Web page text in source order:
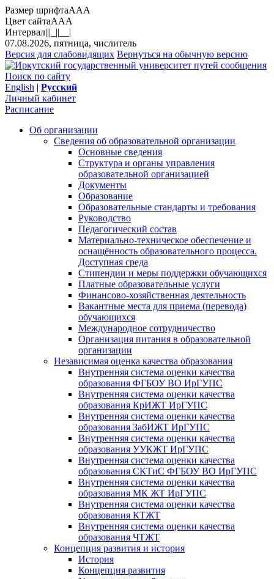
Размер шрифтаAAA
Цвет сайтаAAA
Интервал|||_||__|
07.08.2026, пятница, числитель
Версия для слабовидящих Вернуться на обычную версию
Поиск по сайту
English | Русский
Личный кабинет
Расписание
Об организации
Сведения об образовательной организации
Основные сведения
Структура и органы управления
образовательной организацией
Документы
Образование
Образовательные стандарты и требования
Руководство
Педагогический состав
Материально-техническое обеспечение и
оснащённость образовательного процесса.
Доступная среда
Стипендии и меры поддержки обучающихся
Платные образовательные услуги
Финансово-хозяйственная деятельность
Вакантные места для приема (перевода)
обучающихся
Международное сотрудничество
Организация питания в образовательной
организации
Независимая оценка качества образования
Внутренняя система оценки качества
образования ФГБОУ ВО ИрГУПС
Внутренняя система оценки качества
образования КрИЖТ ИрГУПС
Внутренняя система оценки качества
образования ЗабИЖТ ИрГУПС
Внутренняя система оценки качества
образования УУКЖТ ИрГУПС
Внутренняя система оценки качества
образования СКТиС ФГБОУ ВО ИрГУПС
Внутренняя система оценки качества
образования МК ЖТ ИрГУПС
Внутренняя система оценки качества
образования КТЖТ
Внутренняя система оценки качества
образования ЧТЖТ
Концепция развития и история
История
Концепция развития